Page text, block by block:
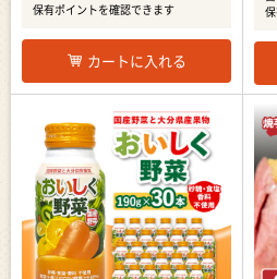
保有ポイントを確認できます
カートに入れる